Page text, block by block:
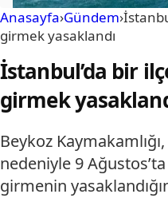
Anasayfa›Gündem›
girmek yasaklandı
İstanbul’da bir
girmek
Beykoz
nedeniyle 9
girmenin